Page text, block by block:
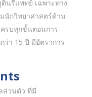
นรีแพทย์ เฉพาะทาง
นักวิทยาศาสตร์ด้าน
รบทุกขั้นตอนการ
ว่า 15 ปี มีอัตราการ
ส่วนตัว ที่มี